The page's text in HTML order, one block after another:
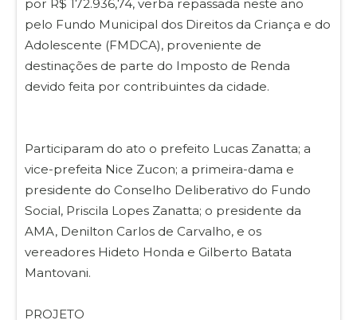
por R$ 172.936,74, verba repassada neste ano
pelo Fundo Municipal dos Direitos da Criança e do
Adolescente (FMDCA), proveniente de
destinações de parte do Imposto de Renda
devido feita por contribuintes da cidade.
Participaram do ato o prefeito Lucas Zanatta; a
vice-prefeita Nice Zucon; a primeira-dama e
presidente do Conselho Deliberativo do Fundo
Social, Priscila Lopes Zanatta; o presidente da
AMA, Denilton Carlos de Carvalho, e os
vereadores Hideto Honda e Gilberto Batata
Mantovani.
PROJETO